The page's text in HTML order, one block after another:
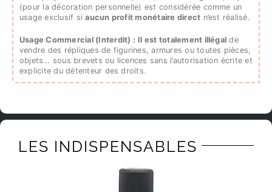
(pour la décoration personnelle) est considérée comme un
usage exclusif siaucun profit monétaire direct n’est réalisé.
Usage Commercial (Interdit) : Il est totalement illégal de
vendre des répliques de figurines, armures ou toutes pièces,
objets… sous brevets ou licences sans l’autorisation écrite et
explicite du détenteur des droits.
LES INDISPENSABLES